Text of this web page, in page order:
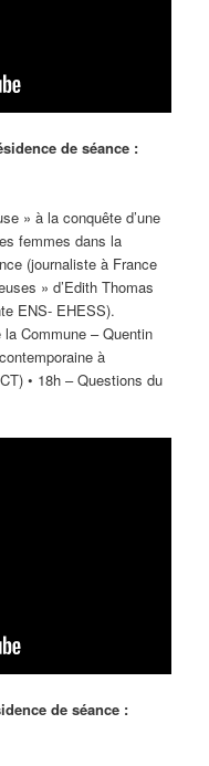
de séance :
» à la conquête d’une
femmes dans la
(journaliste à France
» d’Edith Thomas
ENS- EHESS).
Commune – Quentin
à
• 18h – Questions du
de séance :